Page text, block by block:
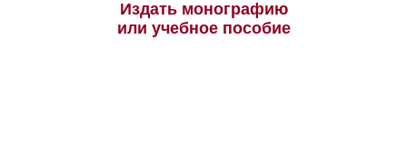
Издать монографию
или учебное пособие